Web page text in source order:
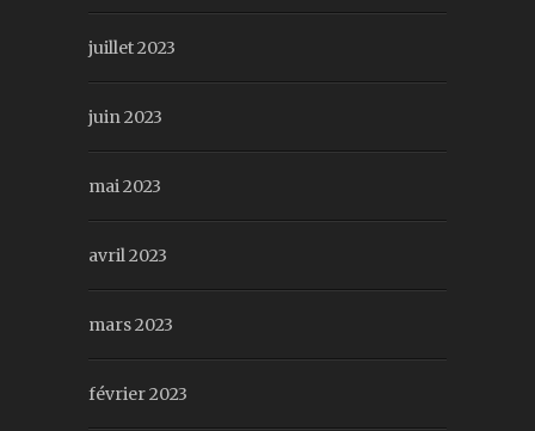
juillet 2023
juin 2023
mai 2023
avril 2023
mars 2023
février 2023